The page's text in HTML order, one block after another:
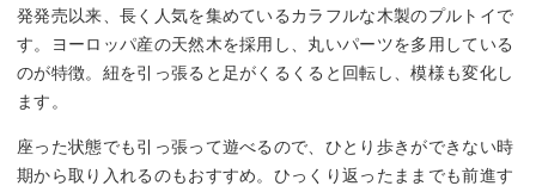
発発売以来、長く人気を集めているカラフルな木製のプルトイで
す。ヨーロッパ産の天然木を採用し、丸いパーツを多用している
のが特徴。紐を引っ張ると足がくるくると回転し、模様も変化し
ます。
座った状態でも引っ張って遊べるので、ひとり歩きができない時
期から取り入れるのもおすすめ。ひっくり返ったままでも前進す